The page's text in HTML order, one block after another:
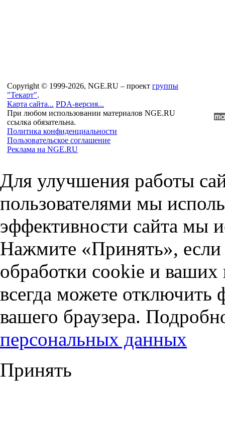
Copyright © 1999-2026, NGE.RU – проект группы
"Текарт".
Карта сайта... PDA-версия...
При любом использовании материалов NGE.RU
ссылка обязательна.
Политика конфиденциальности
Пользовательское соглашение
Реклама на NGE.RU
Для улучшения работы
пользователями мы
эффективности сайта мы
Нажмите «Принять», если
обработки cookie и
всегда можете отключить
вашего браузера.
персональных данных
Принять